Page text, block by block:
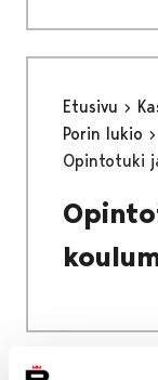
Etusivu
Porin lukio
Opintotuki